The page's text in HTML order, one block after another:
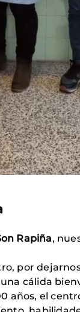
Rapiña,
por
cálida
años, el